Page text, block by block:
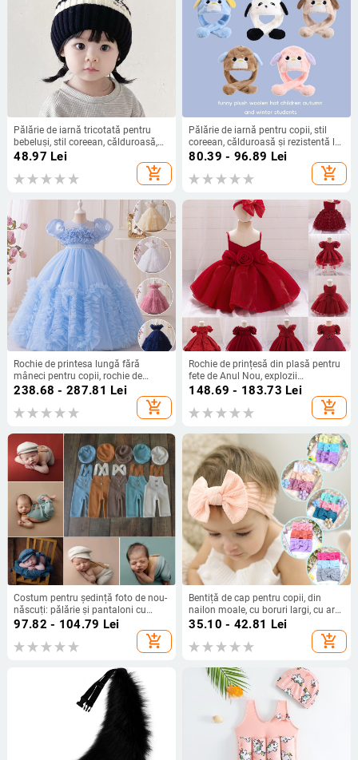
Pălărie de iarnă tricotată pentru
bebeluși, stil coreean, călduroasă,
brodată, protecție pentru urechi,
48.97 Lei
add_shopping_cart
Pălărie de iarnă pentru copii, stil
coreean, călduroasă și rezistentă la
vânt, din pluș, cu imprimeu cățeluș,
80.39 - 96.89 Lei
add_shopping_cart
Rochie de printesa lungă fără
mâneci pentru copii, rochie de
petrecere, rochie de seară cu
imprimeu floral, rochie de seară
238.68 - 287.81 Lei
add_shopping_cart
Rochie de prințesă din plasă pentru
fete de Anul Nou, explozii
transfrontaliere, rochie de ziua de
naștere pentru fete, rochie roșie
plisată fără mâneci, rochie de
148.69 - 183.73 Lei
add_shopping_cart
Costum pentru ședință foto de nou-
născuți: pălărie și pantaloni cu
bretele
97.82 - 104.79 Lei
add_shopping_cart
Bentiță de cap pentru copii, din
nailon moale, cu boruri largi, cu arc
elastic, pentru copii, din Europa și
35.10 - 42.81 Lei
add_shopping_cart